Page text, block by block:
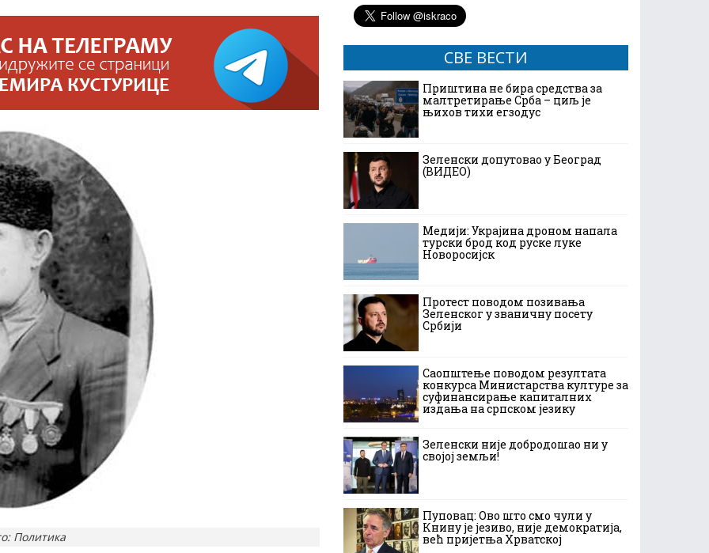
Политика
СВЕ ВЕСТИ
Приштина не бира средства за
малтретирање Срба – циљ је
њихов тихи егзодус
Зеленски допутовао у Београд
(ВИДЕО)
Медији: Украјина дроном напала
турски брод код руске луке
Новоросијск
Протест поводом позивања
Зеленског у званичну посету
Србији
Саопштење поводом резултата
конкурса Министарства културе за
суфинансирање капиталних
издања на српском језику
Зеленски није добродошао ни у
својој земљи!
Пуповац: Ово што смо чули у
Книну је језиво, није демократија,
већ пријетња Хрватској